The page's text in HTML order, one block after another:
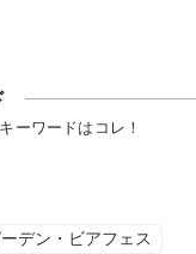
ーワードはコレ！
デン・ビアフェス